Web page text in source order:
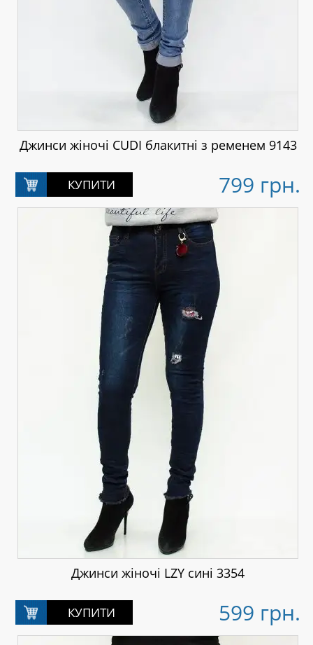
Джинси жіночі CUDI блакитні з ременем 9143
799 грн.
Джинси жіночі LZY сині 3354
599 грн.